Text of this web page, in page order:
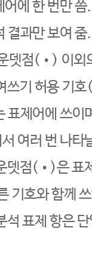
어에 한 번만
결과만 보여
뎃점(•) 이외
쓰기 허용 기호
표제어에 쓰이
여러 번 나타
뎃점(•)은 표
기호와 함께
석 표제 항은